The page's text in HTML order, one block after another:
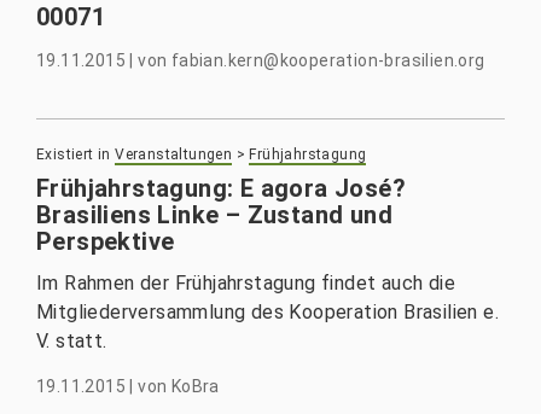
00071
19.11.2015 |von fabian.kern@kooperation-brasilien.org
Existiert in Veranstaltungen > Frühjahrstagung
Frühjahrstagung: E agora José?
Brasiliens Linke – Zustand und
Perspektive
Im Rahmen der Frühjahrstagung findet auch die
Mitgliederversammlung des Kooperation Brasilien e.
V. statt.
19.11.2015 |von KoBra